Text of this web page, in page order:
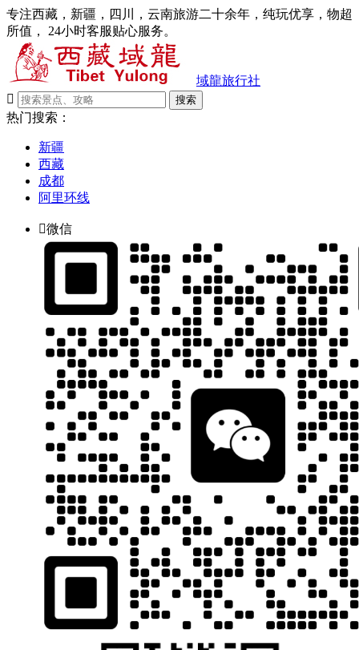
专注西藏，新疆，四川，云南旅游二十余年，纯玩优享，物超
所值， 24小时客服贴心服务。
域龍旅行社

搜索
热门搜索：
新疆
西藏
成都
阿里环线
微信